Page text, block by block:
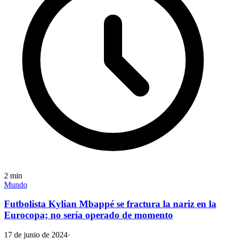
2 min
Mundo
Futbolista Kylian Mbappé se fractura la nariz en la
Eurocopa; no sería operado de momento
17 de junio de 2024·